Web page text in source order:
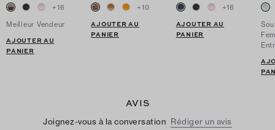
+16
Meilleur Vendeur
AJOUTER AU
PANIER
+10
AJOUTER AU
PANIER
+16
AJOUTER AU
PANIER
AVIS
Joignez-vous à la conversation Rédiger un avis